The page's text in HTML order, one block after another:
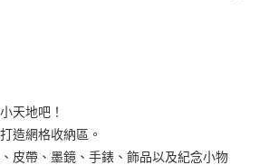
天地吧！
造網格收納區。
皮帶、墨鏡、手錶、飾品以及紀念小物